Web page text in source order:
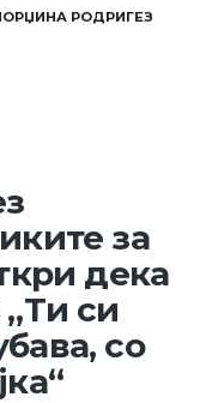
РОДРИГЕЗ
за
дека
си
со